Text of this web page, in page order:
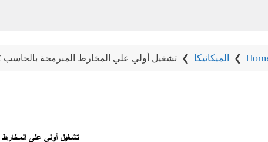
❯ الميكانيكا ❯تشغيل أولي علي المخارط المبرمجة بالحاسب CNC turning CNC